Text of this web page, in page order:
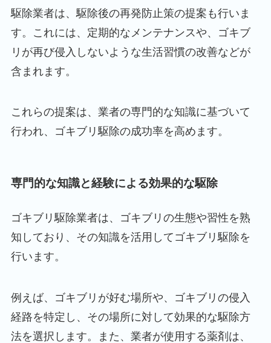
駆除業者は、駆除後の再発防止策の提案も行いま
す。これには、定期的なメンテナンスや、ゴキブ
リが再び侵入しないような生活習慣の改善などが
含まれます。
これらの提案は、業者の専門的な知識に基づいて
行われ、ゴキブリ駆除の成功率を高めます。
専門的な知識と経験による効果的な駆除
ゴキブリ駆除業者は、ゴキブリの生態や習性を熟
知しており、その知識を活用してゴキブリ駆除を
行います。
例えば、ゴキブリが好む場所や、ゴキブリの侵入
経路を特定し、その場所に対して効果的な駆除方
法を選択します。また、業者が使用する薬剤は、